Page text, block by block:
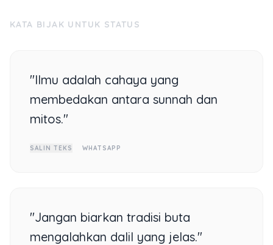
KATA BIJAK UNTUK STATUS
"Ilmu adalah cahaya yang
membedakan antara sunnah dan
mitos."
SALIN TEKS WHATSAPP
"Jangan biarkan tradisi buta
mengalahkan dalil yang jelas."